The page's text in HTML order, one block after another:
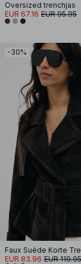
Oversized trenchjas
EUR 67.16 EUR 95.95
-30%
Faux Suède Korte
EUR 83.96 EUR 119.95